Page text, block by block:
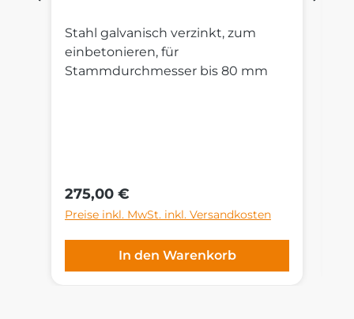
Stahl galvanisch verzinkt, zum
einbetonieren, für
Stammdurchmesser bis 80 mm
Regulärer Preis:
275,00 €
Preise inkl. MwSt. inkl. Versandkosten
In den Warenkorb